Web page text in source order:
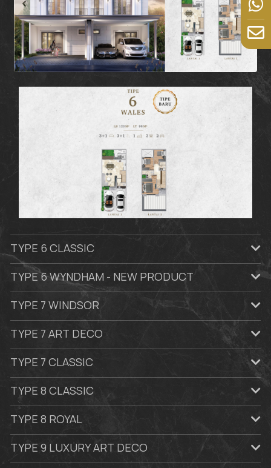
TYPE 6 CLASSIC
TYPE 6 WYNDHAM - NEW PRODUCT
TYPE 7 WINDSOR
TYPE 7 ART DECO
TYPE 7 CLASSIC
TYPE 8 CLASSIC
TYPE 8 ROYAL
TYPE 9 LUXURY ART DECO